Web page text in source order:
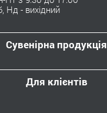
Нд - вихідний
Сувенірна продукція
Для клієнтів